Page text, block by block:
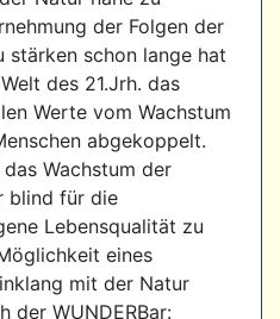
der Folgen der
stärken schon lange hat
des 21.Jrh. das
Werte vom Wachstum
abgekoppelt.
Wachstum der
blind für die
Lebensqualität zu
eines
mit der Natur
der WUNDERBar: